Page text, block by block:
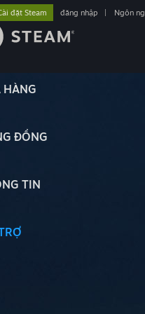
HÀNG
ĐỒNG
TIN
đặt Steam đăng nhập Ngôn